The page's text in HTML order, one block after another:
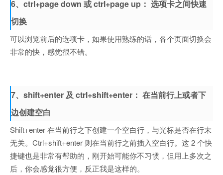
6、ctrl+page down 或 ctrl+page up： 选项卡之间快速
切换
可以浏览前后的选项卡，如果使用熟练的话，各个页面切换会
非常的快，感觉很不错。
7、shift+enter 及 ctrl+shift+enter： 在当前行上或者下
边创建空白
Shift+enter 在当前行之下创建一个空白行，与光标是否在行末
无关。Ctrl+shift+enter 则在当前行之前插入空白行。这 2 个快
捷键也是非常有帮助的，刚开始可能你不习惯，但用上多次之
后，你会感觉很方便，反正我是这样的。